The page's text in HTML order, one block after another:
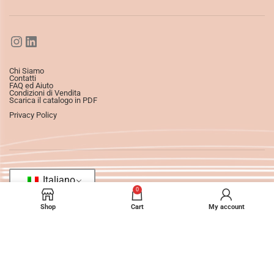
Chi Siamo
Contatti
FAQ ed Aiuto
Condizioni di Vendita
Scarica il catalogo in PDF
Privacy Policy
Italiano
Shop
0
Cart My account